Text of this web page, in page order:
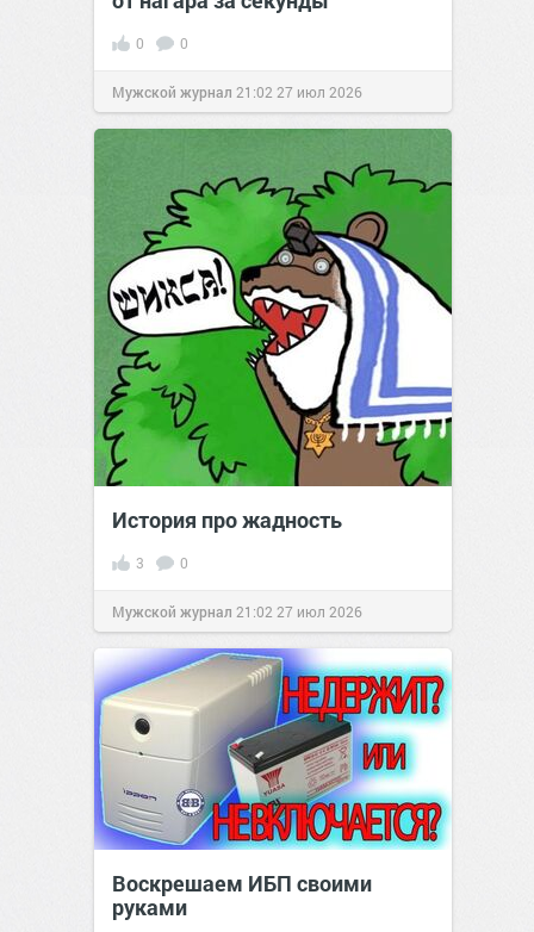
0 0
Мужской журнал 21:02 27 июл 2026
История про жадность
3 0
Мужской журнал 21:02 27 июл 2026
Воскрешаем ИБП своими
руками